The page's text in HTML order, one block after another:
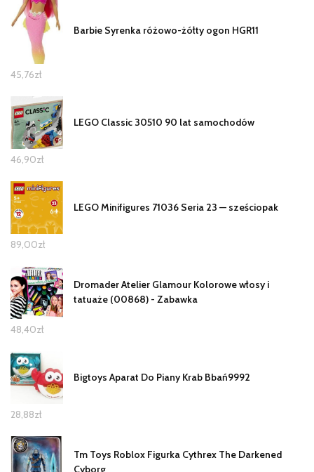
Barbie Syrenka różowo-żółty ogon HGR11
45,76zł
LEGO Classic 30510 90 lat samochodów
46,90zł
LEGO Minifigures 71036 Seria 23 — sześciopak
89,00zł
Dromader Atelier Glamour Kolorowe włosy i
tatuaże (00868) - Zabawka
48,40zł
Bigtoys Aparat Do Piany Krab Bbań9992
28,88zł
Tm Toys Roblox Figurka Cythrex The Darkened
Cyborg